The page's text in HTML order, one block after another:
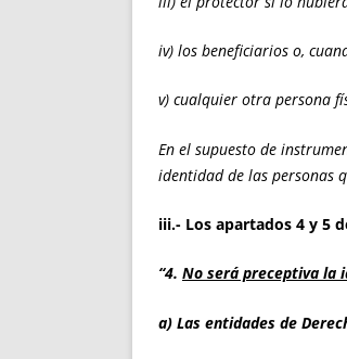
iv) los beneficiarios o,
v) cualquier otra persona
En el supuesto de
identidad de las personas
iii.- Los apartados 4 y 5
“4. No será preceptiva la
a) Las entidades de